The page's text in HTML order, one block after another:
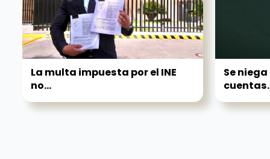
La multa impuesta por el INE
no...
Se